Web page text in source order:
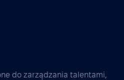
do zarządzania talentami,